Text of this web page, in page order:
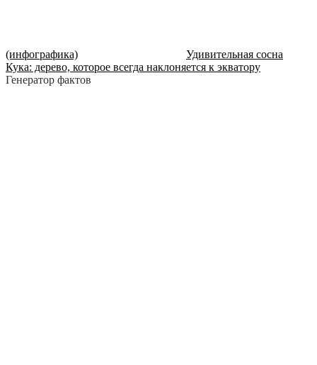
(инфографика)
Удивительная сосна
Кука: дерево, которое всегда наклоняется к экватору
Генератор фактов